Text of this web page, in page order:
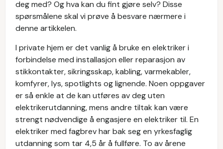
deg med? Og hva kan du fint gjøre selv? Disse
spørsmålene skal vi prøve å besvare nærmere i
denne artikkelen.
I private hjem er det vanlig å bruke en elektriker i
forbindelse med installasjon eller reparasjon av
stikkontakter, sikringsskap, kabling, varmekabler,
komfyrer, lys, spotlights og lignende. Noen oppgaver
er så enkle at de kan utføres av deg uten
elektrikerutdanning, mens andre tiltak kan være
strengt nødvendige å engasjere en elektriker til. En
elektriker med fagbrev har bak seg en yrkesfaglig
utdanning som tar 4,5 år å fullføre. To av årene